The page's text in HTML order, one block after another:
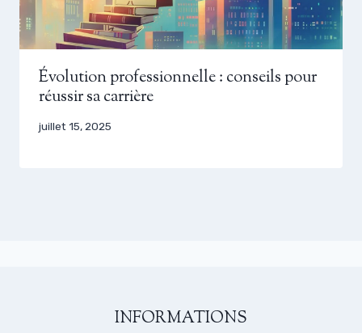
Évolution professionnelle : conseils pour
réussir sa carrière
juillet 15, 2025
INFORMATIONS